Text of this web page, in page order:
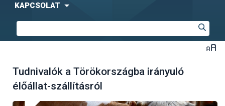
KAPCSOLAT
Tudnivalók a Törökországba irányuló
élőállat-szállításról